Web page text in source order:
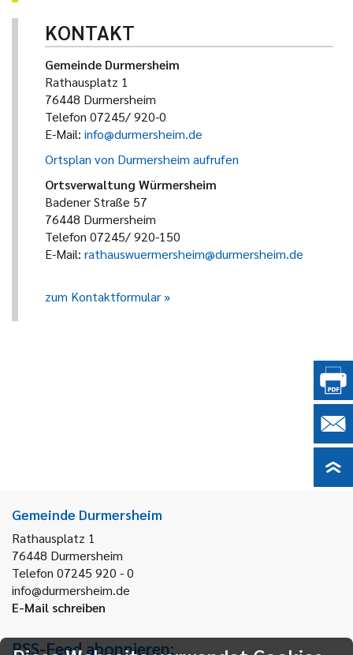
KONTAKT
Gemeinde Durmersheim
Rathausplatz 1
76448 Durmersheim
Telefon 07245/ 920-0
E-Mail: info@durmersheim.de
Ortsplan von Durmersheim aufrufen
Ortsverwaltung Würmersheim
Badener Straße 57
76448 Durmersheim
Telefon 07245/ 920-150
E-Mail: rathauswuermersheim@durmersheim.de
zum Kontaktformular
Gemeinde Durmersheim
Rathausplatz 1
76448 Durmersheim
Telefon 07245 920 - 0
info@durmersheim.de
E-Mail schreiben
RSS-Feed abonnieren: